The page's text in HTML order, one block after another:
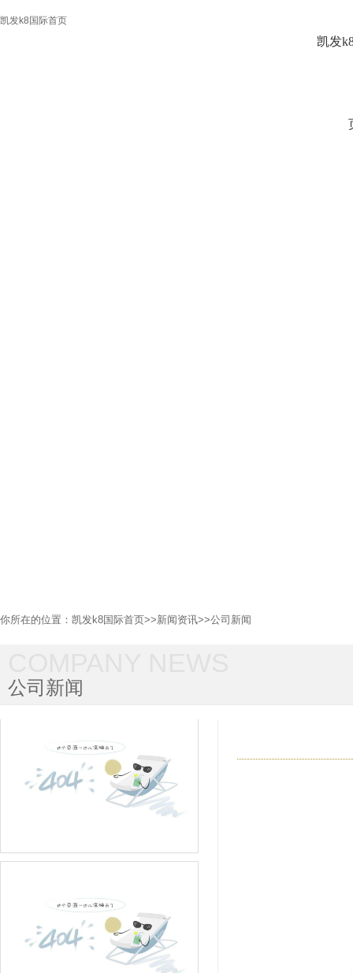
凯发k8国际首页
凯发
你所在的位置： 凯发k8国际首页>>新闻资讯>>公司新闻
公司新闻